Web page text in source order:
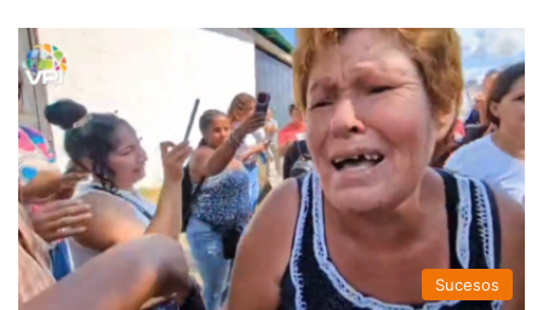
Sucesos